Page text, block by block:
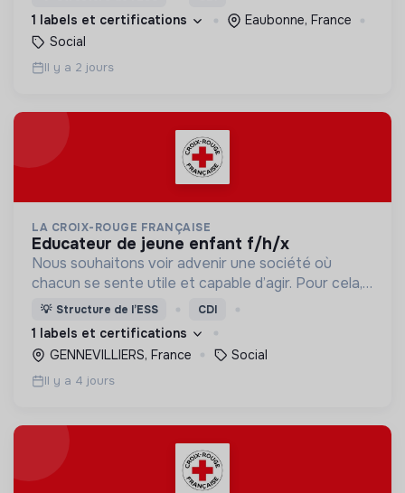
permettre de devenir des hommes et des femmes
debout.
1 labels et certifications
Eaubonne, France
Social
Il y a 2 jours
LA CROIX-ROUGE FRANÇAISE
educateur de jeune enfant f/h/x
Nous souhaitons voir advenir une société où
chacun se sente utile et capable d’agir. Pour cela,
nous proposons des moyens et des lieux
d’engagement innovants et adaptés à tous.
💡 Structure de l’ESS CDI
1 labels et certifications
GENNEVILLIERS, France
Social
Il y a 4 jours